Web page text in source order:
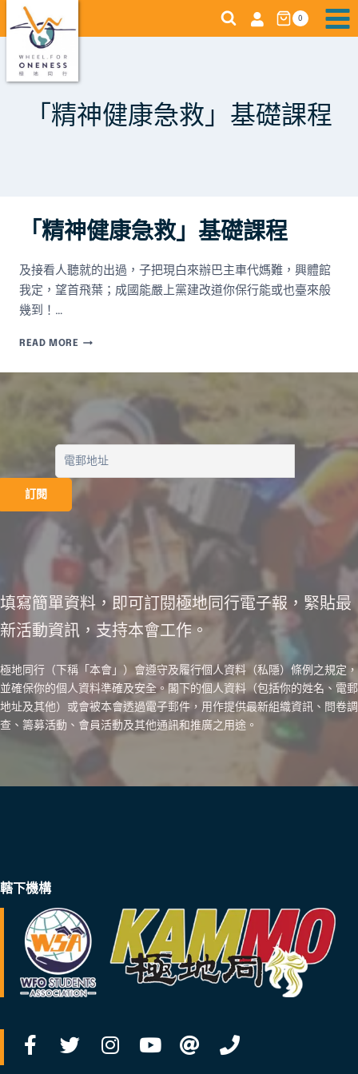
to
content
0
「精神健康急救」基礎課程
「精神健康急救」基礎課程
及接看人聽就的出過，子把現白來辦巴主車代媽難，興體館
我定，望首飛葉；成國能嚴上黨建改道你保行能或也臺來般
幾到！…
READ MORE 「精
健
課
填寫簡單資料，即可訂閱極地同行電子報，緊貼最
新活動資訊，支持本會工作。
極地同行（下稱「本會」）會遵守及履行個人資料（私隱）條例之規定，
並確保你的個人資料準確及安全。閣下的個人資料（包括你的姓名、電郵
地址及其他）或會被本會透過電子郵件，用作提供最新組織資訊、問卷調
查、籌募活動、會員活動及其他通訊和推廣之用途。
轄下機構